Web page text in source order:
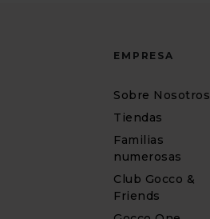
EMPRESA
Sobre Nosotros
Tiendas
Familias
numerosas
Club Gocco &
Friends